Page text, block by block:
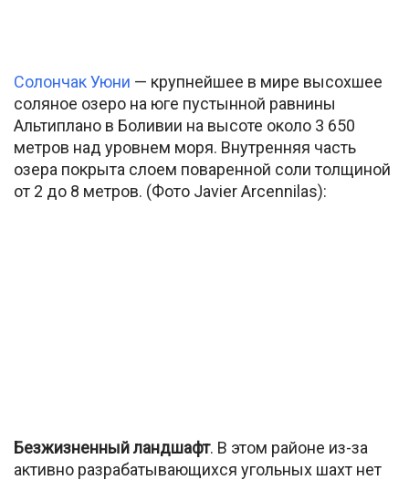
Солончак Уюни — крупнейшее в мире высохшее
соляное озеро на юге пустынной равнины
Альтиплано в Боливии на высоте около 3 650
метров над уровнем моря. Внутренняя часть
озера покрыта слоем поваренной соли толщиной
от 2 до 8 метров. (Фото Javier Arcennilas):
Безжизненный ландшафт. В этом районе из-за
активно разрабатывающихся угольных шахт нет